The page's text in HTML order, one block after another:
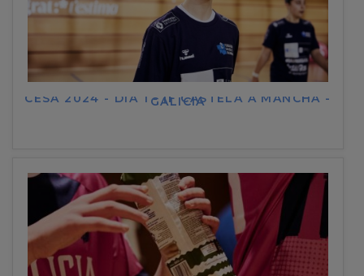
CESA 2024 - DÍA 1 - IF CASTELA A MANCHA -
GALICIA